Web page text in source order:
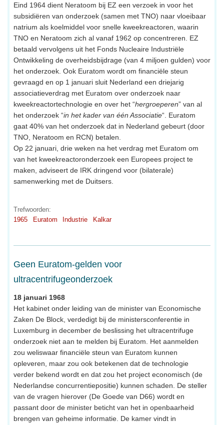
Eind 1964 dient Neratoom bij EZ een verzoek in voor het
subsidiëren van onderzoek (samen met TNO) naar vloeibaar
natrium als koelmiddel voor snelle kweekreactoren, waarin
TNO en Neratoom zich al vanaf 1962 op concentreren. EZ
betaald vervolgens uit het Fonds Nucleaire Industriële
Ontwikkeling de overheidsbijdrage (van 4 miljoen gulden) voor
het onderzoek. Ook Euratom wordt om financiële steun
gevraagd en op 1 januari sluit Nederland een driejarig
associatieverdrag met Euratom over onderzoek naar
kweekreactortechnologie en over het “hergroeperen” van al
het onderzoek “in het kader van één Associatie“. Euratom
gaat 40% van het onderzoek dat in Nederland gebeurt (door
TNO, Neratoom en RCN) betalen.
Op 22 januari, drie weken na het verdrag met Euratom om
van het kweekreactoronderzoek een Europees project te
maken, adviseert de IRK dringend voor (bilaterale)
samenwerking met de Duitsers.
Trefwoorden:
1965
Euratom Industrie Kalkar
Geen Euratom-gelden voor
ultracentrifugeonderzoek
18 januari 1968
Het kabinet onder leiding van de minister van Economische
Zaken De Block, verdedigt bij de ministersconferentie in
Luxemburg in december de beslissing het ultracentrifuge
onderzoek niet aan te melden bij Euratom. Het aanmelden
zou weliswaar financiële steun van Euratom kunnen
opleveren, maar zou ook betekenen dat de technologie
verder bekend wordt en dat zou het project economisch (de
Nederlandse concurrentiepositie) kunnen schaden. De steller
van de vragen hierover (De Goede van D66) wordt en
passant door de minister beticht van het in openbaarheid
brengen van geheime informatie. De kamer vindt in